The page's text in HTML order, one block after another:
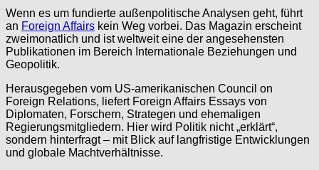
Wenn es um fundierte außenpolitische Analysen geht, führt
an Foreign Affairs kein Weg vorbei. Das Magazin erscheint
zweimonatlich und ist weltweit eine der angesehensten
Publikationen im Bereich Internationale Beziehungen und
Geopolitik.
Herausgegeben vom US-amerikanischen Council on
Foreign Relations, liefert Foreign Affairs Essays von
Diplomaten, Forschern, Strategen und ehemaligen
Regierungsmitgliedern. Hier wird Politik nicht „erklärt“,
sondern hinterfragt – mit Blick auf langfristige Entwicklungen
und globale Machtverhältnisse.